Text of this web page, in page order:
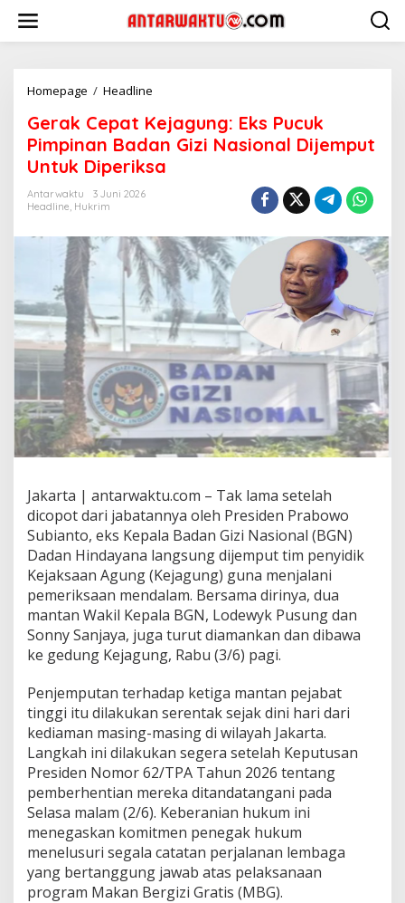
konten
Homepage / Headline
Kejagung:
Eks
Pucuk
Pimpinan
Dijemput
Untuk
Diperiksa
Gerak Cepat Kejagung: Eks Pucuk
Pimpinan Badan Gizi Nasional Dijemput
Untuk Diperiksa
Antarwaktu
3 Juni 2026
Headline, Hukrim
Jakarta | antarwaktu.com – Tak lama setelah
dicopot dari jabatannya oleh Presiden Prabowo
Subianto, eks Kepala Badan Gizi Nasional (BGN)
Dadan Hindayana langsung dijemput tim penyidik
Kejaksaan Agung (Kejagung) guna menjalani
pemeriksaan mendalam. Bersama dirinya, dua
mantan Wakil Kepala BGN, Lodewyk Pusung dan
Sonny Sanjaya, juga turut diamankan dan dibawa
ke gedung Kejagung, Rabu (3/6) pagi.
Penjemputan terhadap ketiga mantan pejabat
tinggi itu dilakukan serentak sejak dini hari dari
kediaman masing-masing di wilayah Jakarta.
Langkah ini dilakukan segera setelah Keputusan
Presiden Nomor 62/TPA Tahun 2026 tentang
pemberhentian mereka ditandatangani pada
Selasa malam (2/6). Keberanian hukum ini
menegaskan komitmen penegak hukum
menelusuri segala catatan perjalanan lembaga
yang bertanggung jawab atas pelaksanaan
program Makan Bergizi Gratis (MBG).